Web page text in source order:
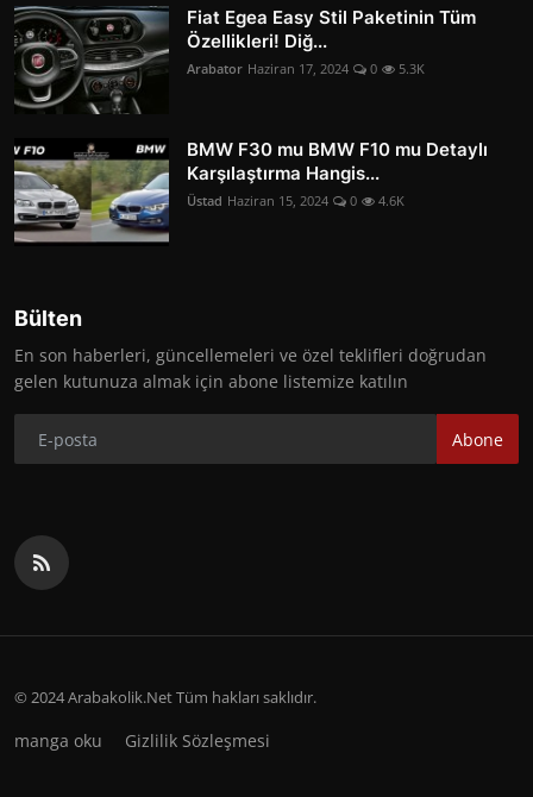
Fiat Egea Easy Stil Paketinin Tüm
Özellikleri! Diğ...
Arabator Haziran 17, 2024 0 5.3K
BMW F30 mu BMW F10 mu Detaylı
Karşılaştırma Hangis...
Üstad Haziran 15, 2024 0 4.6K
Bülten
En son haberleri, güncellemeleri ve özel teklifleri doğrudan
gelen kutunuza almak için abone listemize katılın
Abone
© 2024 Arabakolik.Net Tüm hakları saklıdır.
manga oku Gizlilik Sözleşmesi